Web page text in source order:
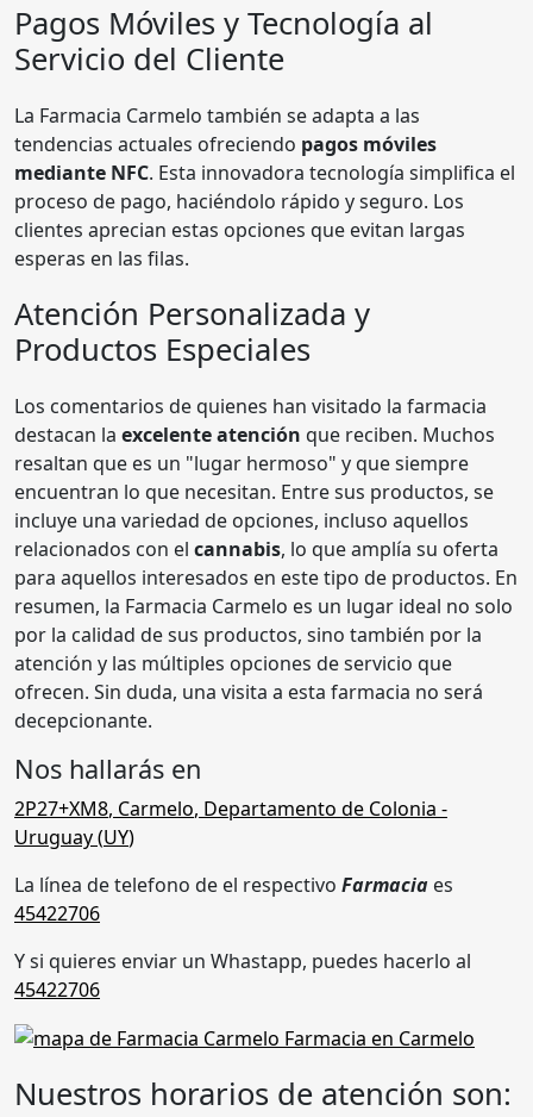
Pagos Móviles y Tecnología al
Servicio del Cliente
La Farmacia Carmelo también se adapta a las
tendencias actuales ofreciendo pagos móviles
mediante NFC. Esta innovadora tecnología simplifica el
proceso de pago, haciéndolo rápido y seguro. Los
clientes aprecian estas opciones que evitan largas
esperas en las filas.
Atención Personalizada y
Productos Especiales
Los comentarios de quienes han visitado la farmacia
destacan la excelente atención que reciben. Muchos
resaltan que es un "lugar hermoso" y que siempre
encuentran lo que necesitan. Entre sus productos, se
incluye una variedad de opciones, incluso aquellos
relacionados con el cannabis, lo que amplía su oferta
para aquellos interesados en este tipo de productos. En
resumen, la Farmacia Carmelo es un lugar ideal no solo
por la calidad de sus productos, sino también por la
atención y las múltiples opciones de servicio que
ofrecen. Sin duda, una visita a esta farmacia no será
decepcionante.
Nos hallarás en
2P27+XM8, Carmelo, Departamento de Colonia -
Uruguay (UY)
La línea de telefono de el respectivo Farmacia es
45422706
Y si quieres enviar un Whastapp, puedes hacerlo al
45422706
Nuestros horarios de atención son: